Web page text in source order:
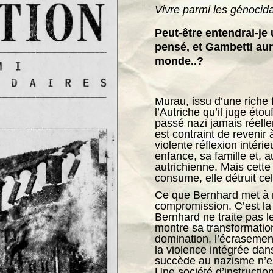
Vivre parmi les
Peut-être entendrai-
pensé, et Gambetti
monde..?
Murau, issu d’une
l’Autriche qu’il juge
passé nazi jamais
est contraint de revenir
violente réflexion
enfance, sa famille et,
autrichienne. Mais
consume, elle détruit
Ce que Bernhard met à
compromission. C’est
Bernhard ne traite pas
montre sa
domination,
la violence intégrée
succède au nazisme